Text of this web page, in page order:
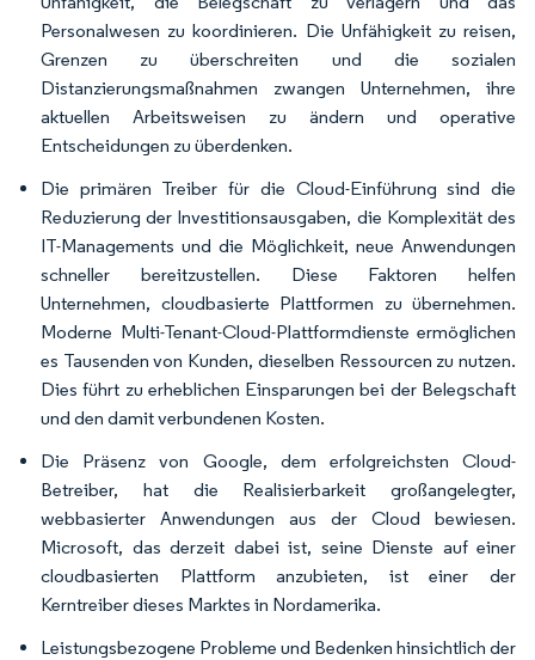
Personalwesen zu koordinieren. Die Unfähigkeit zu reisen,
Grenzen zu überschreiten und die sozialen
Distanzierungsmaßnahmen zwangen Unternehmen, ihre
aktuellen Arbeitsweisen zu ändern und operative
Entscheidungen zu überdenken.
Die primären Treiber für die Cloud-Einführung sind die
Reduzierung der Investitionsausgaben, die Komplexität des
IT-Managements und die Möglichkeit, neue Anwendungen
schneller bereitzustellen. Diese Faktoren helfen
Unternehmen, cloudbasierte Plattformen zu übernehmen.
Moderne Multi-Tenant-Cloud-Plattformdienste ermöglichen
es Tausenden von Kunden, dieselben Ressourcen zu nutzen.
Dies führt zu erheblichen Einsparungen bei der Belegschaft
und den damit verbundenen Kosten.
Die Präsenz von Google, dem erfolgreichsten Cloud-
Betreiber, hat die Realisierbarkeit großangelegter,
webbasierter Anwendungen aus der Cloud bewiesen.
Microsoft, das derzeit dabei ist, seine Dienste auf einer
cloudbasierten Plattform anzubieten, ist einer der
Kerntreiber dieses Marktes in Nordamerika.
Leistungsbezogene Probleme und Bedenken hinsichtlich der